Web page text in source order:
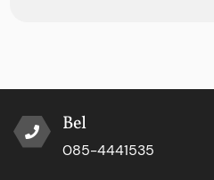
Bel
085-4441535